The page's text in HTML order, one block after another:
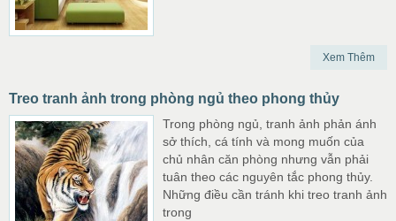
Xem Thêm
Treo tranh ảnh trong phòng ngủ theo phong thủy
Trong phòng ngủ, tranh ảnh phản ánh
sở thích, cá tính và mong muốn của
chủ nhân căn phòng nhưng vẫn phải
tuân theo các nguyên tắc phong thủy.
Những điều cần tránh khi treo tranh ảnh
trong